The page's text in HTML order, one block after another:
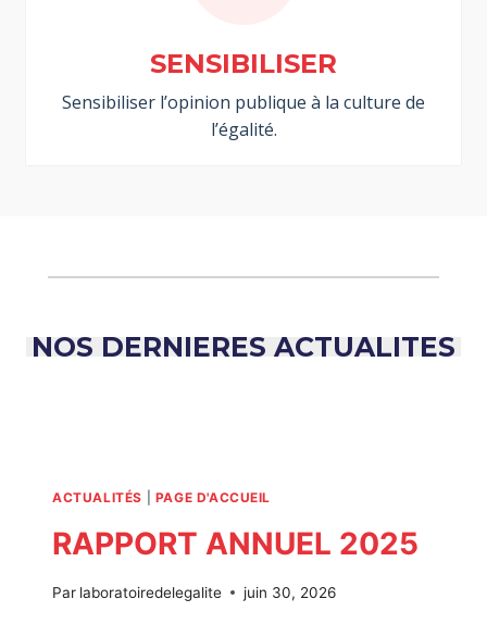
SENSIBILISER
Sensibiliser l’opinion publique à la culture de
l’égalité.
NOS DERNIERES ACTUALITES
ACTUALITÉS PAGE D'ACCUEIL
RAPPORT ANNUEL 2025
Par laboratoiredelegalite juin 30, 2026